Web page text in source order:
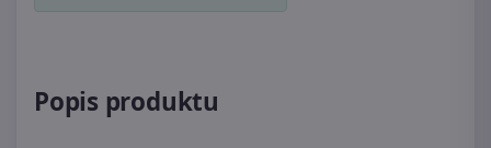
Popis produktu